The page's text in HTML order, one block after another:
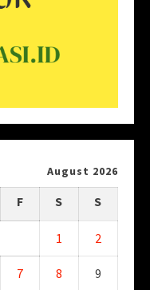
August 2026
F S S
1 2
7 8 9